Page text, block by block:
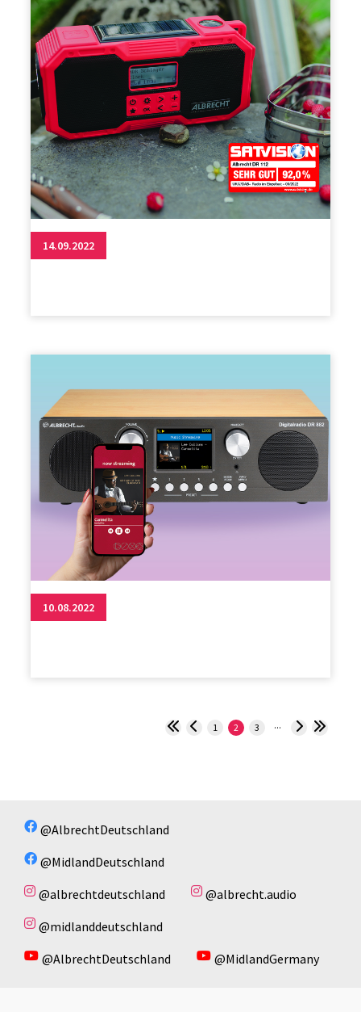
14.09.2022
10.08.2022
1 2 3 ...
@AlbrechtDeutschland
@MidlandDeutschland
@albrechtdeutschland
@albrecht.audio
@midlanddeutschland
@AlbrechtDeutschland
@MidlandGermany